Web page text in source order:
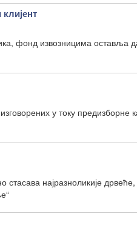
фонд извозницима оставља
у току предизборне
најразноликије